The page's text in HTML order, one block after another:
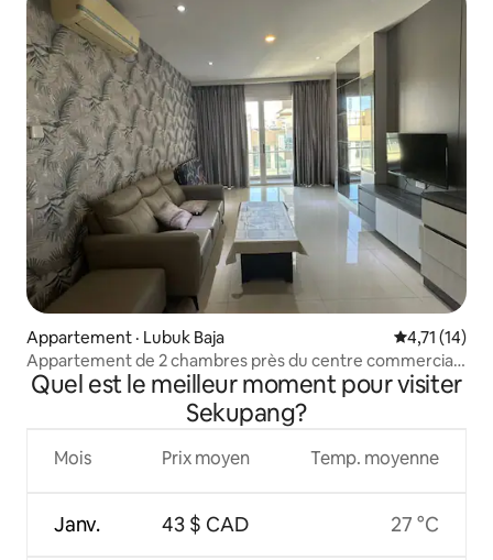
Appartement · Lubuk Baja Note
4,71 (14)
Appartement de 2 chambres près du centre commercial
Nagoya Hill
Quel est le meilleur moment pour visiter
Sekupang?
Mois
Janv.
Prix moyen
43 $ CAD
Temp. moyenne
27 °C